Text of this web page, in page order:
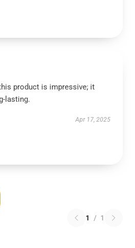
product is impressive; it
lasting.
Apr 17, 2025
1 / 1